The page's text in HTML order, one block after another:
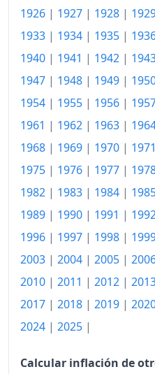
2000
2001
2002
2003
2004
2006
2007
2008
2010
2011
2012
1926 | 1927 | 1928 |
1933 | 1934 | 1935 |
1940 | 1941 | 1942 |
1947 | 1948 | 1949 |
1954 | 1955 | 1956 |
1961 | 1962 | 1963 |
1968 | 1969 | 1970 | 1971
1975 | 1976 | 1977 |
1982 | 1983 | 1984 |
1989 | 1990 | 1991 |
1996 | 1997 | 1998 |
2003 | 2004 | 2005 |
2010 | 2011 | 2012 |
2017 | 2018 | 2019 |
2024 | 2025 |
Calcular inflación de